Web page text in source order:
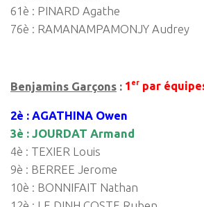
61è : PINARD Agathe
76è : RAMANAMPAMONJY Audrey
Benjamins Garçons : 1 er par
2è : AGATHINA Owen
3è : JOURDAT Armand
4è : TEXIER Louis
9è : BERREE Jerome
10è : BONNIFAIT Nathan